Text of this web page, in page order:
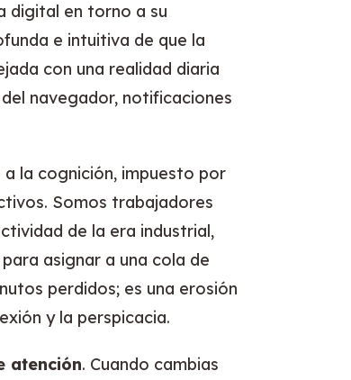
digital en torno a su
e intuitiva de que la
con una realidad diaria
navegador, notificaciones
la cognición, impuesto por
Somos trabajadores
de la era industrial,
asignar a una cola de
perdidos; es una erosión
y la perspicacia.
atención. Cuando cambias